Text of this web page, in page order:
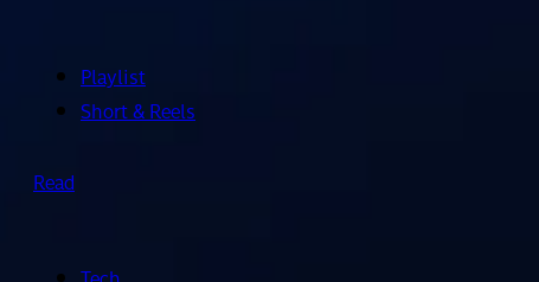
Playlist
Short & Reels
Read